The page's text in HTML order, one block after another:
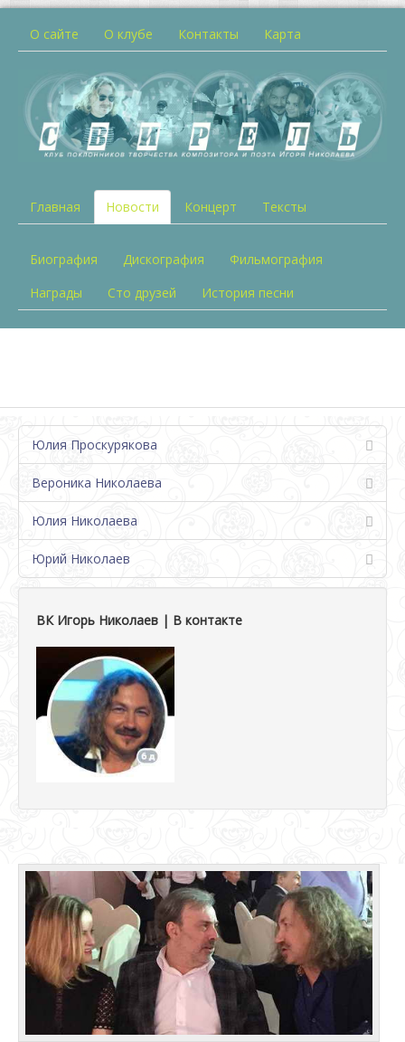
О сайте О клубе Контакты Карта
Главная Новости Концерт Тексты
Биография Дискография
Фильмография
Награды
Сто друзей История песни
Юлия Проскурякова
Вероника Николаева
Юлия Николаева
Юрий Николаев
ВК Игорь Николаев | В контакте